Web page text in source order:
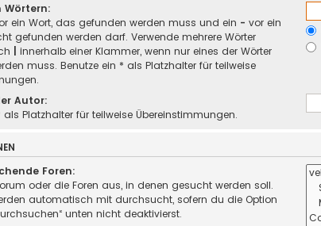
Wörtern:
ein Wort, das gefunden werden muss und ein - vor ein
gefunden werden darf. Verwende mehrere Wörter
innerhalb einer Klammer, wenn nur eines der Wörter
muss. Benutze ein * als Platzhalter für teilweise
Autor:
als Platzhalter für teilweise Übereinstimmungen.
Foren:
oder die Foren aus, in denen gesucht werden soll.
automatisch mit durchsucht, sofern du die Option
unten nicht deaktivierst.